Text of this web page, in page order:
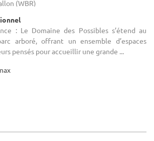
(WBR)
: Le Domaine des Possibles s’étend au
arboré, offrant un ensemble d’espaces
pensés pour accueillir une grande ...